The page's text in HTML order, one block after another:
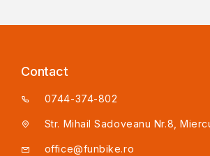
Contact
0744-374-802
Str. Mihail Sadoveanu Nr.8,
office@funbike.ro